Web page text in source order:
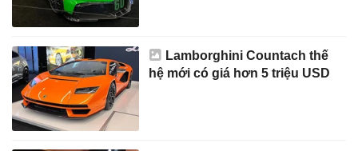
Lamborghini Countach thế
hệ mới có giá hơn 5 triệu USD